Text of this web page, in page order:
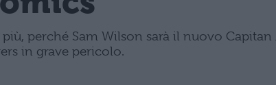
perché Sam Wilson sarà il nuovo
in grave pericolo.